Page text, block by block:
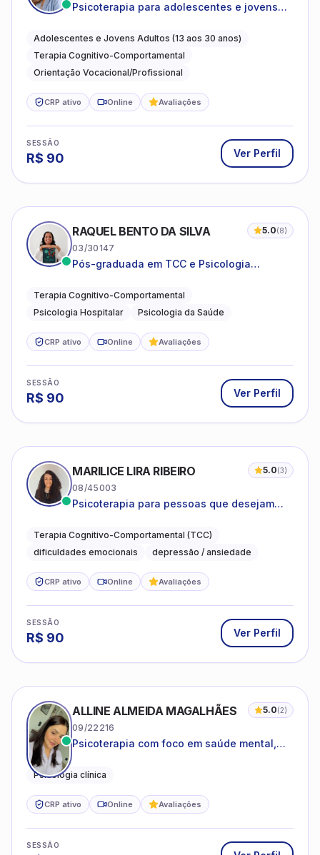
Psicoterapia para adolescentes e jovens
autoestima, relações e orientação
profissional
Adolescentes e Jovens Adultos (13 aos 30 anos)
Terapia Cognitivo-Comportamental
Orientação Vocacional/Profissional
CRP ativo Online Avaliações
SESSÃO
R$ 90 Ver Perfil
RAQUEL BENTO DA SILVA 5.0(8)
03/30147
Pós-graduada em TCC e Psicologia
Terapia Cognitivo-Comportamental
Psicologia Hospitalar
Psicologia da Saúde
CRP ativo Online Avaliações
SESSÃO
R$ 90 Ver Perfil
MARILICE LIRA RIBEIRO 5.0(3)
08/45003
Psicoterapia para pessoas que desejam
dificuldades do dia a dia
Terapia Cognitivo-Comportamental (TCC)
dificuldades emocionais
depressão / ansiedade
CRP ativo Online Avaliações
SESSÃO
R$ 90 Ver Perfil
ALLINE ALMEIDA MAGALHÃES 5.0(2)
09/22216
Psicoterapia com foco em saúde mental,
adolescentes e adultos.
Psicologia clínica
CRP ativo Online Avaliações
SESSÃO